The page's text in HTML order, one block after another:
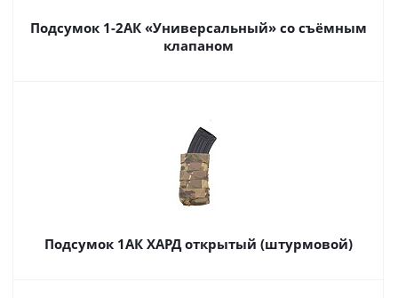
Подсумок 1-2АК «Универсальный» со съёмным
клапаном
Подсумок 1АК ХАРД открытый (штурмовой)